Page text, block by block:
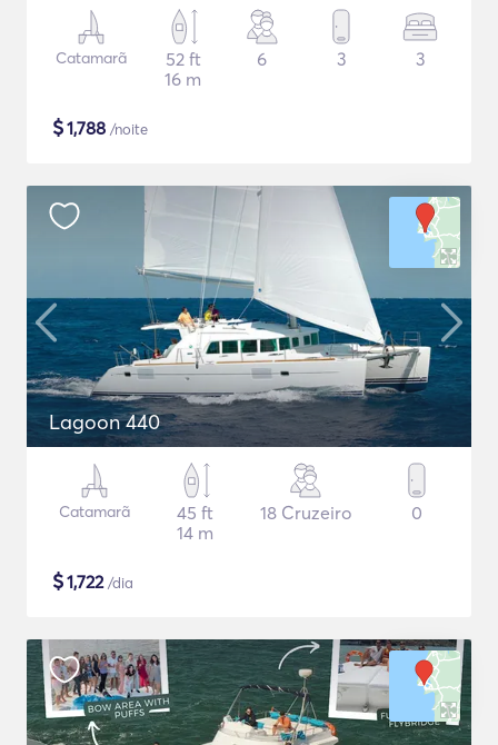
Catamarã
52 ft
16 m
6 3 3
$1,788 /noite
Lagoon 440
Catamarã
45 ft
14 m
18 Cruzeiro 0
$1,722/dia